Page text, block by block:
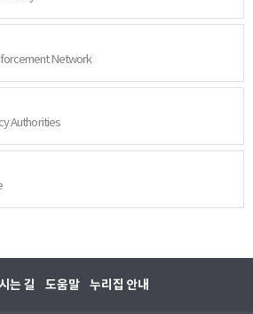
Network
Authorities
는 길 도움말 누리집 안내